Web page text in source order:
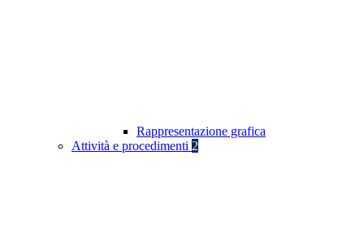
Rappresentazione grafica
Attività e procedimenti 2